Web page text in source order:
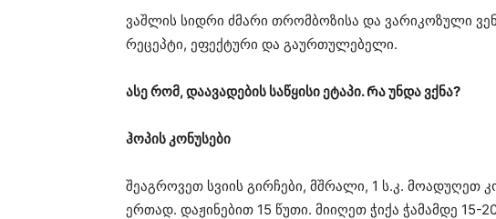
ვაშლის სიდრი ძმარი თრომბოზისა და ვარიკოზული
რეცეპტი, ეფექტური და გაურთულებელი.
ასე რომ, დაავადების საწყისი ეტაპი. Რა უნდა ვქნა?
ჰოპის კონუსები
შეაგროვეთ სვიის გირჩები, მშრალი, 1 ს.კ. მოადუღეთ
ერთად. დაჟინებით 15 წუთი. მიიღეთ ჭიქა ჭამამდე 15-